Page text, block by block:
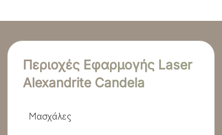
Περιοχές Εφαρμογής Laser
Alexandrite Candela
Μασχάλες